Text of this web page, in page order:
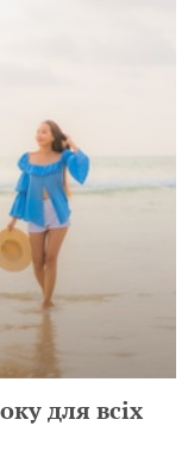
для всіх